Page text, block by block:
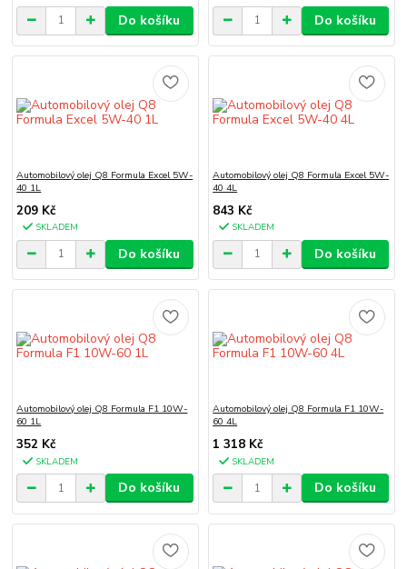
Do košíku Do košíku
Automobilový olej Q8 Formula Excel 5W-
40 1L
209 Kč
SKLADEM
Do košíku
Automobilový olej Q8 Formula Excel 5W-
40 4L
843 Kč
SKLADEM
Do košíku
Automobilový olej Q8 Formula F1 10W-
60 1L
352 Kč
SKLADEM
Do košíku
Automobilový olej Q8 Formula F1 10W-
60 4L
1 318 Kč
SKLADEM
Do košíku